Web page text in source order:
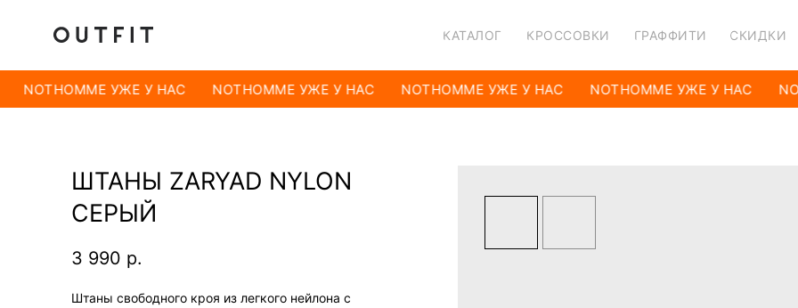
КАТАЛОГ КРОССОВКИ ГРАФФИТИ СКИДКИ
NOTHOMME УЖЕ У НАС NOTHOMME УЖЕ У НАС NOTHOMME УЖЕ У НАС NOTHOMME УЖЕ У НАС
ШТАНЫ ZARYAD NYLON
СЕРЫЙ
3 990 р.
Штаны свободного кроя из легкого нейлона с